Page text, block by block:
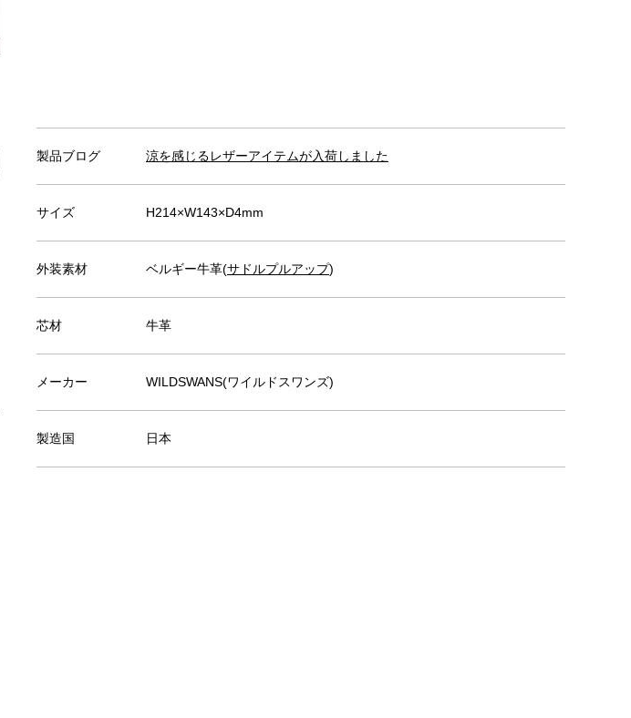
製品ブログ 涼を感じるレザーアイテムが入荷しました
サイズ H214×W143×D4mm
外装素材 ベルギー牛革(サドルプルアップ)
芯材 牛革
メーカー WILDSWANS(ワイルドスワンズ)
製造国 日本